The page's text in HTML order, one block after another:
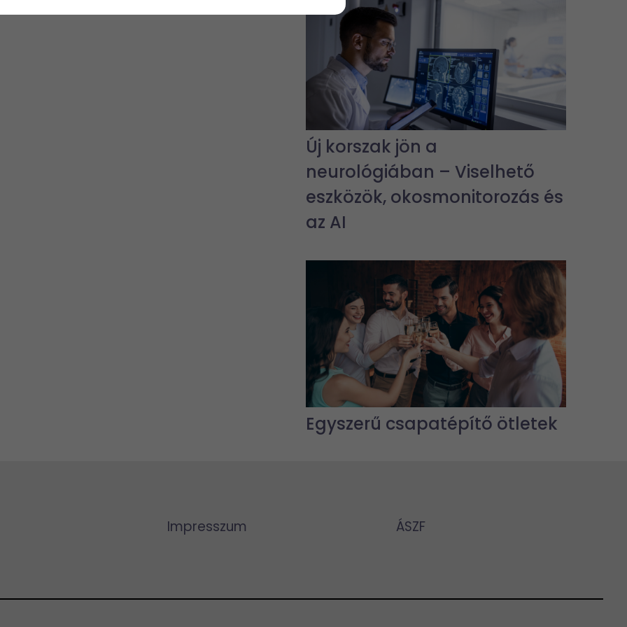
Új korszak jön a
neurológiában – Viselhető
eszközök, okosmonitorozás és
az AI
Egyszerű csapatépítő ötletek
Impresszum ÁSZF